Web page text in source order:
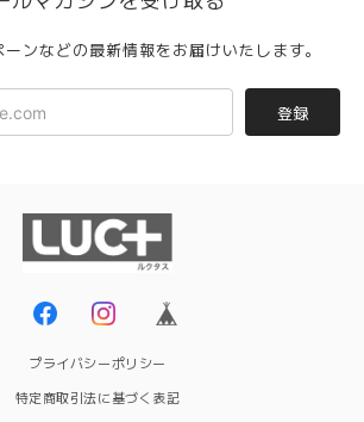
ンなどの最新情報をお届けいたします。
登録
プライバシーポリシー
特定商取引法に基づく表記